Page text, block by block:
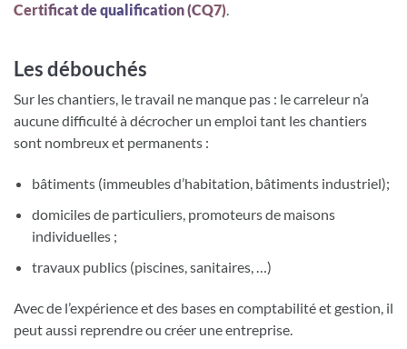
Certificat de qualification (CQ7).
Les débouchés
Sur les chantiers, le travail ne manque pas : le carreleur n’a
aucune difficulté à décrocher un emploi tant les chantiers
sont nombreux et permanents :
bâtiments (immeubles d’habitation, bâtiments industriel);
domiciles de particuliers, promoteurs de maisons
individuelles ;
travaux publics (piscines, sanitaires, …)
Avec de l’expérience et des bases en comptabilité et gestion, il
peut aussi reprendre ou créer une entreprise.